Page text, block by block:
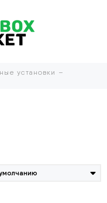
установки